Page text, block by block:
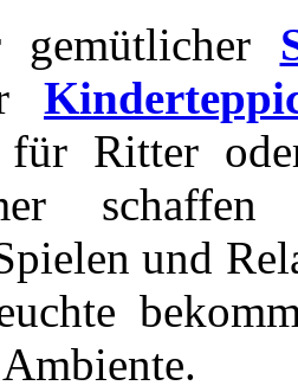
für Ritter
schaffen
und